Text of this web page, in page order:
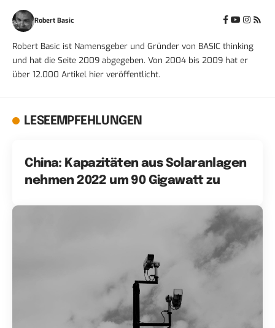
Robert Basic
Robert Basic ist Namensgeber und Gründer von BASIC thinking
und hat die Seite 2009 abgegeben. Von 2004 bis 2009 hat er
über 12.000 Artikel hier veröffentlicht.
LESEEMPFEHLUNGEN
China: Kapazitäten aus Solaranlagen
nehmen 2022 um 90 Gigawatt zu